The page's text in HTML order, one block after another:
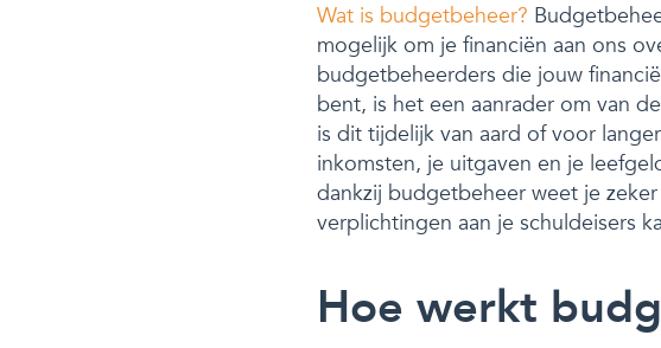
Wat is budgetbeheer?
mogelijk om je financiën aan ons
budgetbeheerders die jouw
bent, is het een aanrader om van
is dit tijdelijk van aard of voor
inkomsten, je uitgaven en je
dankzij budgetbeheer weet je
verplichtingen aan je schuldeisers
Hoe werkt